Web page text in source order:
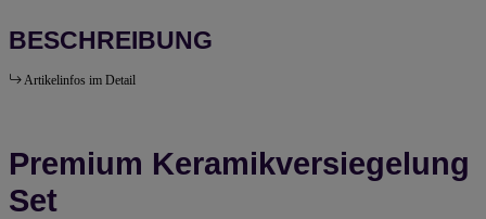
BESCHREIBUNG
Artikelinfos im Detail
Premium Keramikversiegelung
Set